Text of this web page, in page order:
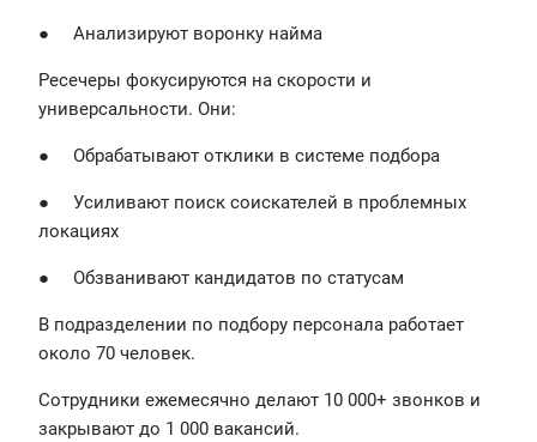
● Анализируют воронку найма
Ресечеры фокусируются на скорости и
универсальности. Они:
● Обрабатывают отклики в системе подбора
● Усиливают поиск соискателей в проблемных
локациях
● Обзванивают кандидатов по статусам
В подразделении по подбору персонала работает
около 70 человек.
Сотрудники ежемесячно делают 10 000+ звонков и
закрывают до 1 000 вакансий.